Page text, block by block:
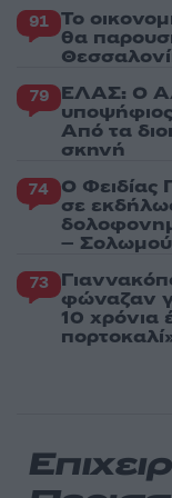
91 Το
θα
79 ΕΛΑΣ: Ο
Από τα
σκηνή
74 Ο Φειδίας
σε
– Σολωμού
73
φώναζαν
10 χρόνια